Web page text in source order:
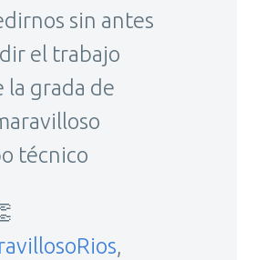
sin antes
el trabajo
la grada de
técnico
,